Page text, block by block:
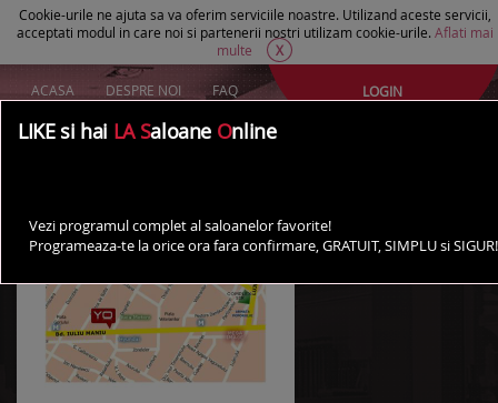
Cookie-urile ne ajuta sa va oferim serviciile noastre. Utilizand aceste servicii,
acceptati modul in care noi si partenerii nostri utilizam cookie-urile. Aflati mai
multe
X
ACASA DESPRE NOI FAQ
AI UN SALON?
LOGIN
LIKE si hai LA Saloane Online
Vezi programul complet al saloanelor favorite!
Programeaza-te la orice ora fara confirmare, GRATUIT, SIMPLU si SIGUR!